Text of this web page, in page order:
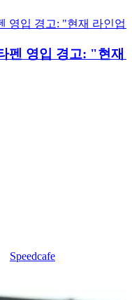
펜 영입 경고: "현재
Speedcafe